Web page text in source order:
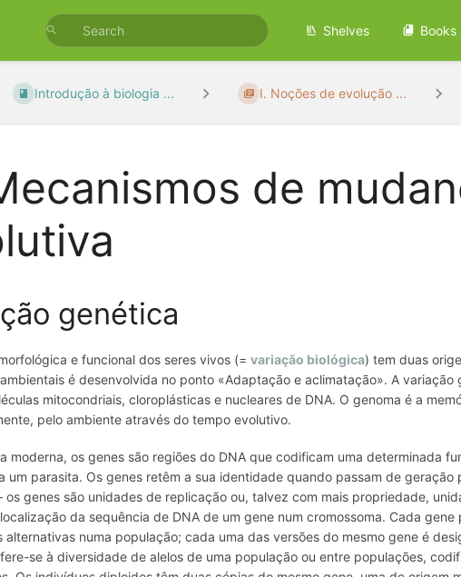
Shelves Books
Introdução à biologia ... I. Noções de evolução ...
de
genética
e funcional dos seres vivos (=variação biológica) tem duas
é desenvolvida no ponto «Adaptação e aclimatação». A
mitocondriais, cloroplásticas e nucleares de DNA. O genoma é a
pelo ambiente através do tempo evolutivo.
moderna, osgenes são regiões do DNA que codificam uma determinada
um parasita. Os genes retêm a sua identidade quando passam de geração
os genes são unidades de replicação ou, talvez com mais propriedade,
da sequência de DNA de um gene num cromossoma. Cada
alternativas numa população; cada uma das versões do mesmo gene é
se à diversidade de alelos de uma população ou entre populações,